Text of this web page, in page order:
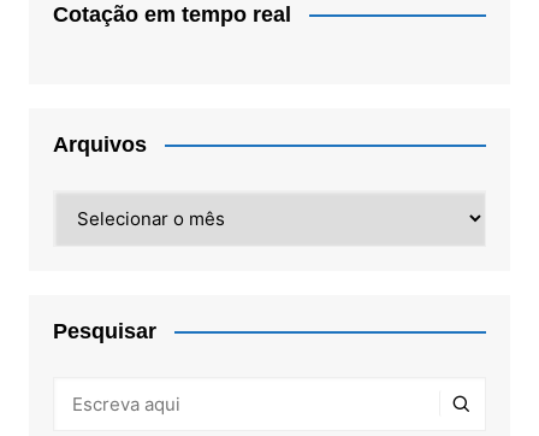
Cotação em tempo real
Arquivos
Pesquisar